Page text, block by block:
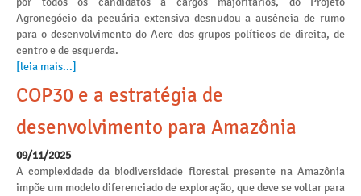
Agronegócio da pecuária extensiva desnudou a ausência de rumo
para o desenvolvimento do Acre dos grupos políticos de direita, de
centro e de esquerda.
[leia mais...]
COP30 e a estratégia de
desenvolvimento para Amazônia
09/11/2025
A complexidade da biodiversidade florestal presente na Amazônia
impõe um modelo diferenciado de exploração, que deve se voltar para